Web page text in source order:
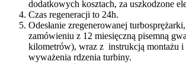
dodatkowych kosztach, za uszkodzone
Czas regeneracji to 24h.
Odesłanie zregenerowanej
zamówieniu z 12 miesięczną pisemną
kilometrów), wraz z instrukcją montażu i
wyważenia rdzenia turbiny.